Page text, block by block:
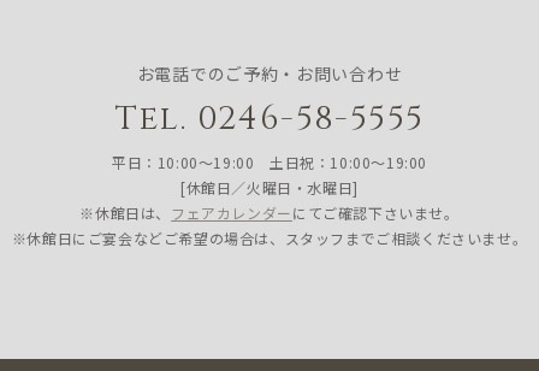
お電話でのご予約・お問い合わせ
Tel. 0246-58-5555
平日：10:00〜19:00 土日祝：10:00〜19:00
[休館日／火曜日・水曜日]
※休館日は、 フェアカレンダーにてご確認下さいませ。
※休館日にご宴会などご希望の場合は、スタッフまでご相談くださいませ。